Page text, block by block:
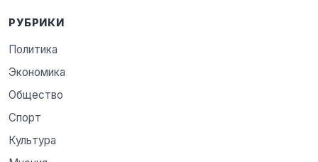
РУБРИКИ
Политика
Экономика
Общество
Спорт
Культура